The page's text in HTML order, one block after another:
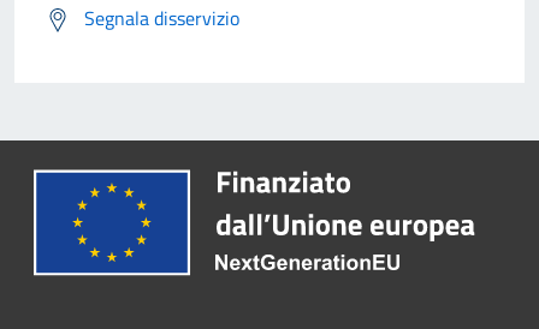
Segnala disservizio